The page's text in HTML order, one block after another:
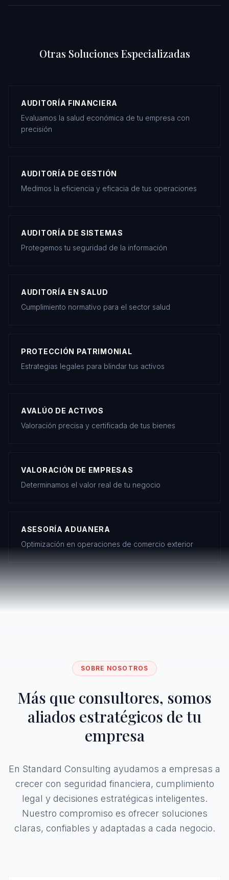
Otras Soluciones Especializadas
AUDITORÍA FINANCIERA
Evaluamos la salud económica de tu empresa con
precisión
AUDITORÍA DE GESTIÓN
Medimos la eficiencia y eficacia de tus operaciones
AUDITORÍA DE SISTEMAS
Protegemos tu seguridad de la información
AUDITORÍA EN SALUD
Cumplimiento normativo para el sector salud
PROTECCIÓN PATRIMONIAL
Estrategias legales para blindar tus activos
AVALÚO DE ACTIVOS
Valoración precisa y certificada de tus bienes
VALORACIÓN DE EMPRESAS
Determinamos el valor real de tu negocio
ASESORÍA ADUANERA
Optimización en operaciones de comercio exterior
SOBRE NOSOTROS
Más que consultores, somos
aliados estratégicos de tu
empresa
En Standard Consulting ayudamos a empresas a
crecer con seguridad financiera, cumplimiento
legal y decisiones estratégicas inteligentes.
Nuestro compromiso es ofrecer soluciones
claras, confiables y adaptadas a cada negocio.